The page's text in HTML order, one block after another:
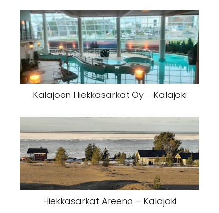
Kalajoen Hiekkasärkät Oy - Kalajoki
Hiekkasärkät Areena - Kalajoki